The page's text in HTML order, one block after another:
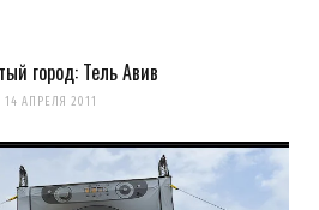
город: Тель Авив
14 АПРЕЛЯ 2011